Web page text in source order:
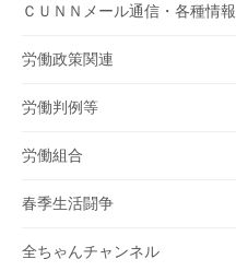
ＣＵＮＮメール通信・各種情報
労働政策関連
労働判例等
労働組合
春季生活闘争
全ちゃんチャンネル